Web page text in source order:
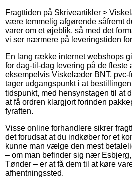
Fragttiden på Skriveartikler >
være temmelig afgørende såfremt
varer om et øjeblik, så med det
vi ser nærmere på leveringstiden
En lang række internet webshops
for dag-til-dag levering på de fleste
eksempelvis Viskelæder BNT, pvc-
tager udgangspunkt i at
tidspunkt, med hensynstagen til at
at få ordren klargjort forinden
fyraften.
Visse online forhandlere sikrer
det forudsat at du indkøber for et
kunne man vælge den mest
– om man befinder sig nær
Tønder – er at få dem til at køre
afhentningssted.